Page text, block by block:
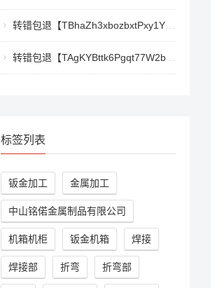
转错包退【TBhaZh3xbozbxtPxy1YF4QaK2e77777777】客服TeleGram:【@TrxEm】
转错包退【TAgKYBttk6Pgqt77W2bg3Kmyk3RyjoZEti】客服TeleGram:【@TrxEm】
标签列表
钣金加工 金属加工
中山铭偌金属制品有限公司
机箱机柜 钣金机箱 焊接
焊接部 折弯 折弯部